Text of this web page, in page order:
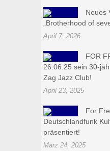
Neues
„Brotherhood of
April 7, 2026
FOR
26.06.25 sein 30-
Zag Jazz Club!
April 23, 2025
For
Deutschlandfunk
präsentiert!
März 24, 2025